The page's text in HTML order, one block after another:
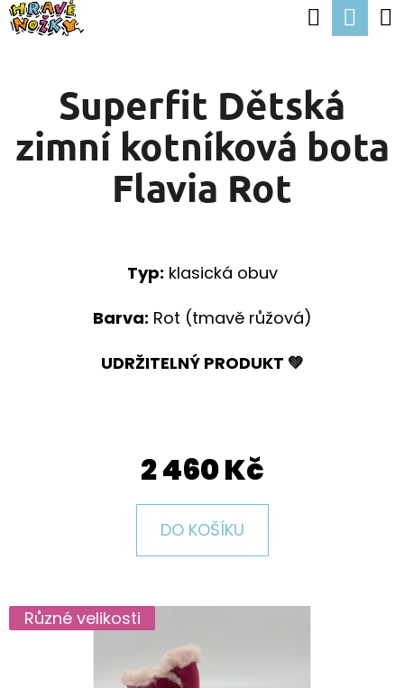
Přejít
Hledat
Superfit Dětská
zimní kotníková bota
Flavia Rot
Typ: klasická obuv
Barva: Rot (tmavě růžová)
UDRŽITELNÝ PRODUKT 💚
2 460 Kč
DO KOŠÍKU
Různé velikosti
K
O
K
Zpět
Zpět
O
T